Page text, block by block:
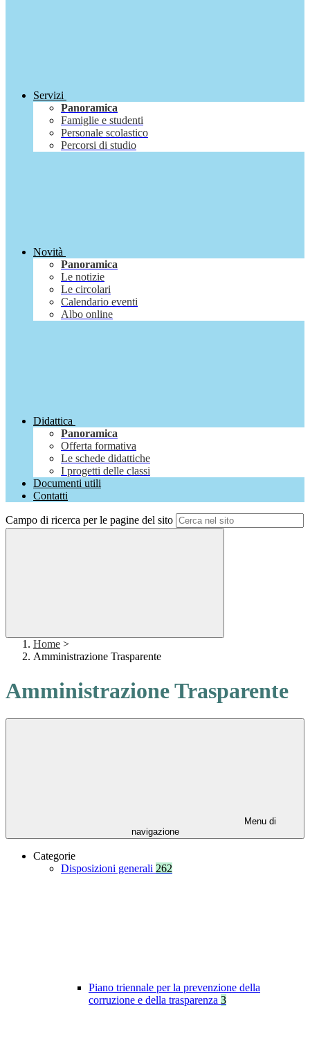
Servizi
Panoramica
Famiglie e studenti
Personale scolastico
Percorsi di studio
Novità
Panoramica
Le notizie
Le circolari
Calendario eventi
Albo online
Didattica
Panoramica
Offerta formativa
Le schede didattiche
I progetti delle classi
Documenti utili
Contatti
Campo di ricerca per le pagine del sito
Home >
Amministrazione Trasparente
Amministrazione Trasparente
Menu di
navigazione
Categorie
Disposizioni generali 262
Piano triennale per la prevenzione della
corruzione e della trasparenza 3